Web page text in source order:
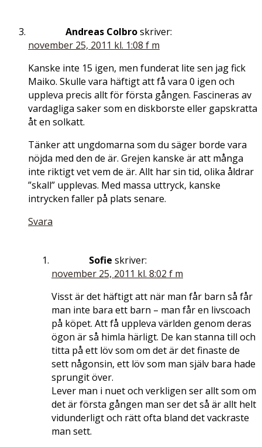
Andreas Colbroskriver:
november 25, 2011 kl. 1:08 f m
Kanske inte 15 igen, men funderat lite sen jag fick
Maiko. Skulle vara häftigt att få vara 0 igen och
uppleva precis allt för första gången. Fascineras av
vardagliga saker som en diskborste eller gapskratta
åt en solkatt.
Tänker att ungdomarna som du säger borde vara
nöjda med den de är. Grejen kanske är att många
inte riktigt vet vem de är. Allt har sin tid, olika åldrar
”skall” upplevas. Med massa uttryck, kanske
intrycken faller på plats senare.
Svara
Sofie skriver:
november 25, 2011 kl. 8:02 f m
Visst är det häftigt att när man får barn så får
man inte bara ett barn – man får en livscoach
på köpet. Att få uppleva världen genom deras
ögon är så himla härligt. De kan stanna till och
titta på ett löv som om det är det finaste de
sett någonsin, ett löv som man själv bara hade
sprungit över.
Lever man i nuet och verkligen ser allt som om
det är första gången man ser det så är allt helt
vidunderligt och rätt ofta bland det vackraste
man sett.